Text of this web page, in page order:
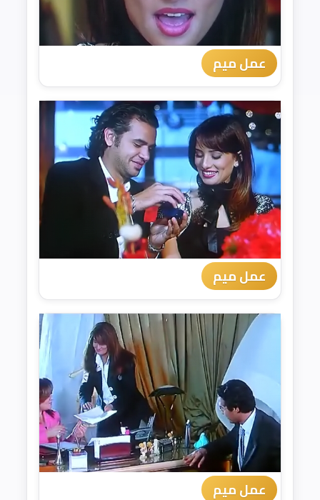
عمل ميم
عمل ميم
عمل ميم